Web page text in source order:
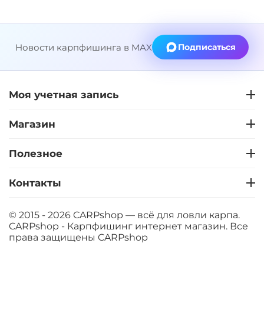
Новости карпфишинга в MAX Подписаться
Моя учетная запись
Магазин
Полезное
Контакты
© 2015 - 2026 CARPshop — всё для ловли карпа.
CARPshop - Карпфишинг интернет магазин. Все
права защищены CARPshop